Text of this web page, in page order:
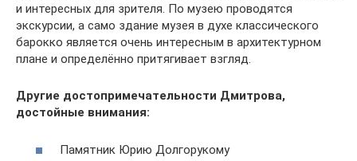
и интересных для зрителя. По музею проводятся
экскурсии, а само здание музея в духе классического
барокко является очень интересным в архитектурном
плане и определённо притягивает взгляд.
Другие достопримечательности Дмитрова,
достойные внимания:
Памятник Юрию Долгорукому